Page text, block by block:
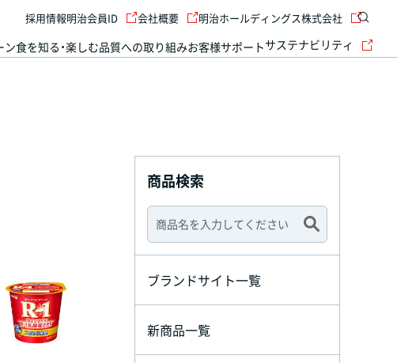
ン食を知る・楽しむ品質への取り組みお客様サポートサステナビリティ
採用情報明治会員ID 会社概要 明治ホールディングス株式会社
商品検索
ブランドサイト一覧
新商品一覧